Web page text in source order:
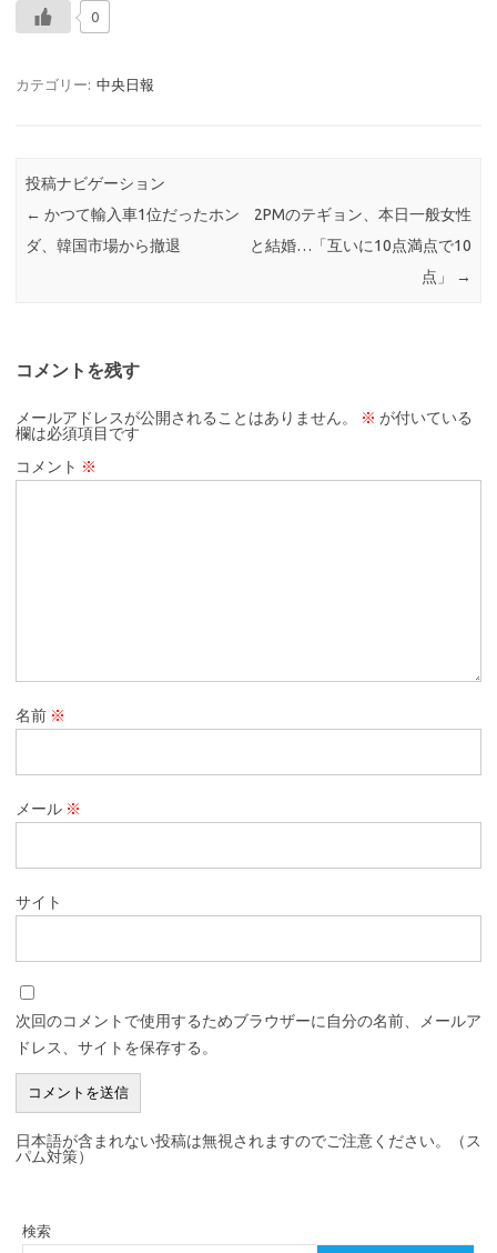
0
カテゴリー: 中央日報
投稿ナビゲーション
← かつて輸入車1位だったホン
ダ、韓国市場から撤退
2PMのテギョン、本日一般女性
と結婚…「互いに10点満点で10
点」
→
コメントを残す
メールアドレスが公開されることはありません。 ※ が付いている
欄は必須項目です
コメント ※
名前 ※
メール ※
サイト
次回のコメントで使用するためブラウザーに自分の名前、メールア
ドレス、サイトを保存する。
日本語が含まれない投稿は無視されますのでご注意ください。（ス
パム対策）
検索